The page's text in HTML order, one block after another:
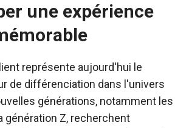
une expérience
représente aujourd'hui le
de différenciation dans l'univers
générations, notamment les
génération Z, recherchent